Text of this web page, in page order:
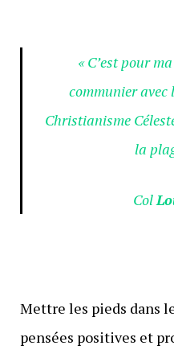
« C’est pour
communier avec
Christianisme
la
Col
Mettre les pieds dans
pensées positives et